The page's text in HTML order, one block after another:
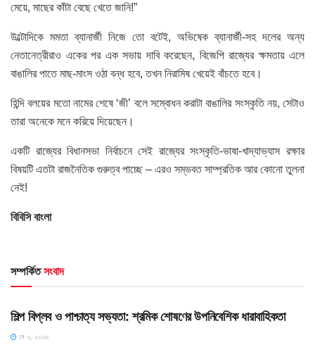
মেয়ে, মাছের কাঁটা বেছে খেতে জানি!”
উল্টোদিকে মমতা ব্যানার্জী নিজে তো বটেই, অভিষেক ব্যানার্জী-সহ দলের অন্য
নেতানেত্রীরাও একের পর এক সভায় দাবি করেছেন, বিজেপি রাজ্যের ক্ষমতায় এলে
বাঙালির পাতে মাছ-মাংস ওঠা বন্ধ হবে, তখন নিরামিষ খেয়েই বাঁচতে হবে।
হিন্দি বলয়ের মতো নামের শেষে ‘জী’ বলে সম্বোধন করাটা বাঙালির সংস্কৃতি নয়, সেটাও
তারা অনেকে মনে করিয়ে দিয়েছেন।
একটি রাজ্যের বিধানসভা নির্বাচনে সেই রাজ্যের সংস্কৃতি-ভাষা-খাদ্যাভ্যাস রক্ষার
বিষয়টি এতটা রাজনৈতিক গুরুত্ব পাচ্ছে – এরও সম্ভবত সাম্প্রতিক আর কোনো তুলনা
নেই!
বিবিসি বাংলা
সম্পর্কিতসংবাদ
HOME POST
শিল্প বিপ্লব ও পাশ্চাত্য সভ্যতা: শ্রমিক শোষণের উপনিবেশিক ধারাবাহিকতা
মে ২, ২০২৬